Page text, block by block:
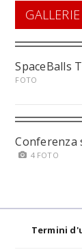
SpaceBalls
FOTO
Conferenza
4 FOTO
Termini